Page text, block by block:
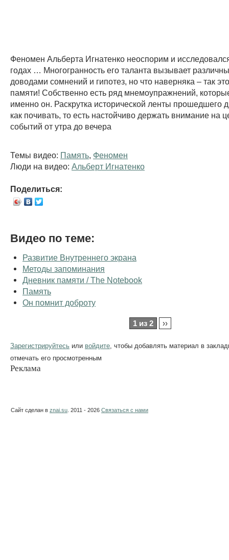
Феномен Альберта Игнатенко неоспорим и
годах … Многогранность его таланта вызывает
доводами сомнений и гипотез, но что наверняка – так
памяти! Собственно есть ряд мнемоупражнений,
именно он. Раскрутка исторической ленты прошедшего
как почивать, то есть настойчиво держать внимание на
событий от утра до вечера
Темы видео: Память Феномен
Люди на видео: Альберт Игнатенко
Поделиться:
Видео по теме:
Развитие Внутреннего экрана
Методы запоминания
Дневник памяти / The Notebook
Память
Он помнит доброту
1 из 2 ››
Зарегистрируйтесь или войдите , чтобы добавлять материал в
отмечать его просмотренным
Реклама
Сайт сделан в znai.su . 2011 - 2026 Связаться с нами